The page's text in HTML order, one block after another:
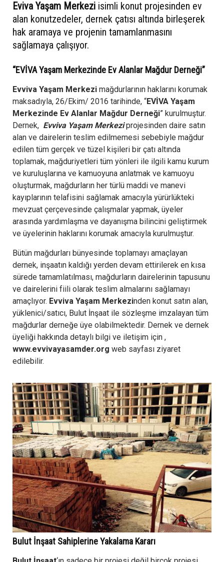
Eviva Yaşam Merkezi isimli konut projesinden ev
alan konutzedeler, dernek çatısı altında birleşerek
hak aramaya ve projenin tamamlanmasını
sağlamaya çalışıyor.
“EVİVA Yaşam Merkezinde Ev Alanlar Mağdur Derneği”
Evviva Yaşam Merkezi mağdurlarının haklarını korumak
maksadıyla, 26/Ekim/ 2016 tarihinde, “EVİVA Yaşam
Merkezinde Ev Alanlar Mağdur Derneği” kurulmuştur.
Dernek, Evviva Yaşam Merkeziprojesinden daire satın
alan ve dairelerin teslim edilmemesi sebebiyle mağdur
edilen tüm gerçek ve tüzel kişileri bir çatı altında
toplamak, mağduriyetleri tüm yönleri ile ilgili kamu kurum
ve kuruluşlarına ve kamuoyuna anlatmak ve kamuoyu
oluşturmak, mağdurların her türlü maddi ve manevi
kayıplarının telafisini sağlamak amacıyla yürürlükteki
mevzuat çerçevesinde çalışmalar yapmak, üyeler
arasında yardımlaşma ve dayanışma bilincini geliştirmek
ve üyelerinin haklarını korumak amacıyla kurulmuştur.
Bütün mağdurları bünyesinde toplamayı amaçlayan
dernek, inşaatın kaldığı yerden devam ettirilerek en kısa
sürede tamamlatılması, mağdurların dairelerinin tapusunu
ve dairelerini fiili olarak teslim almalarını sağlamayı
amaçlıyor. Evviva Yaşam Merkezinden konut satın alan,
yüklenici/satıcı, Bulut İnşaat ile sözleşme imzalayan tüm
mağdurlar derneğe üye olabilmektedir. Dernek ve dernek
üyeliği hakkında detaylı bilgi ve iletişim için ,
www.evvivayasamder.org web sayfası ziyaret
edilebilir.
Bulut İnşaat Sahiplerine Yakalama Kararı